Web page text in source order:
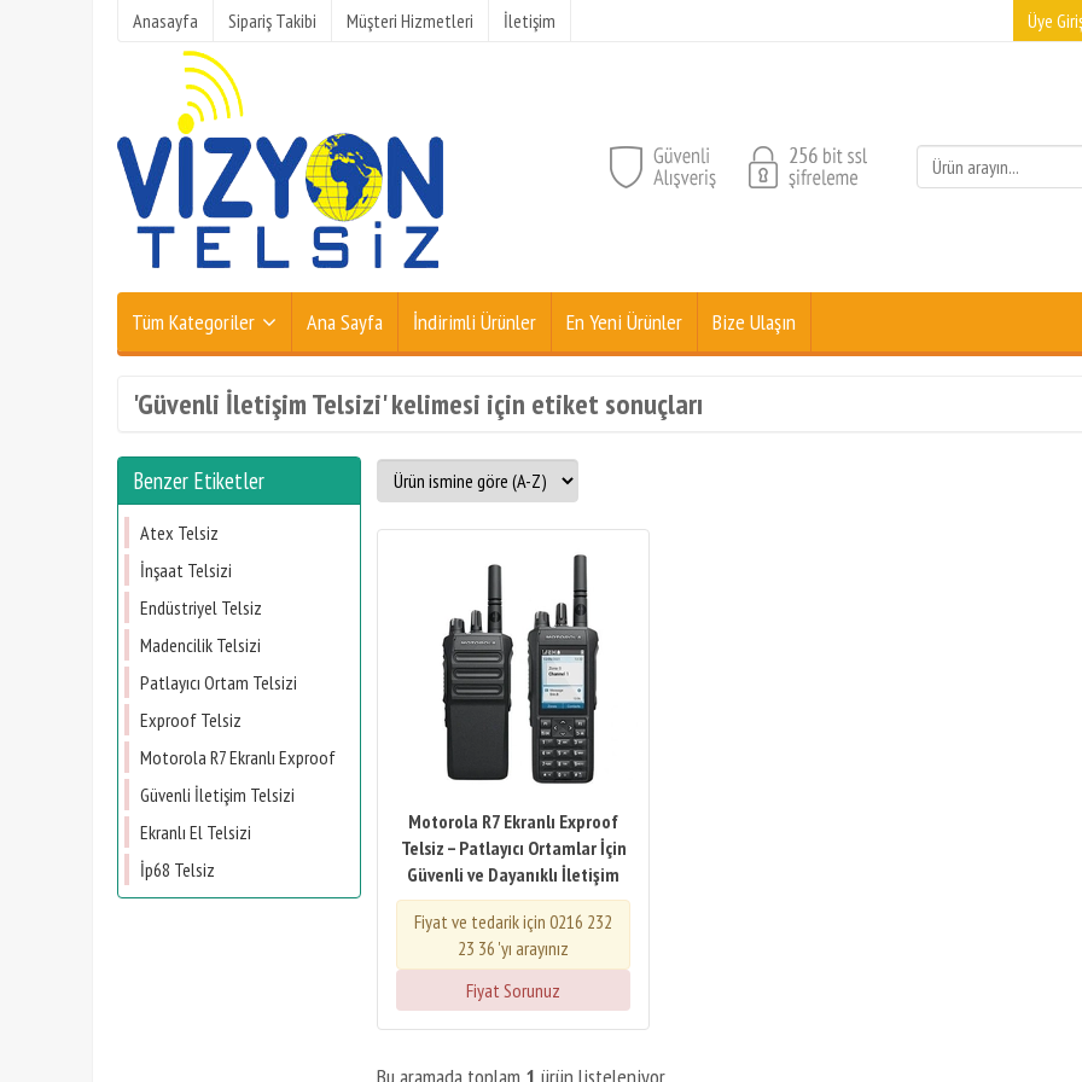
Anasayfa Sipariş Takibi Müşteri Hizmetleri İletişim Üye
Tüm Kategoriler Ana Sayfa İndirimli Ürünler En Yeni Ürünler Bize Ulaşın
'Güvenli İletişim Telsizi' kelimesi için etiket sonuçları
Benzer Etiketler
Atex Telsiz
İnşaat Telsizi
Endüstriyel Telsiz
Madencilik Telsizi
Patlayıcı Ortam Telsizi
Exproof Telsiz
Motorola R7 Ekranlı Exproof
Güvenli İletişim Telsizi
Ekranlı El Telsizi
İp68 Telsiz
Motorola R7 Ekranlı Exproof
Telsiz – Patlayıcı Ortamlar İçin
Güvenli ve Dayanıklı İletişim
Fiyat ve tedarik için 0216 232
23 36 'yı arayınız
Fiyat Sorunuz